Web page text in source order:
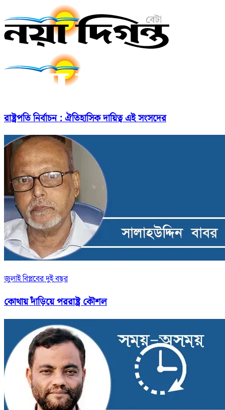
রাষ্ট্রপতি নির্বাচন : ঐতিহাসিক দায়িত্ব এই সংসদের
জুলাই বিপ্লবের দুই বছর
কোথায় দাঁড়িয়ে পররাষ্ট্র কৌশল